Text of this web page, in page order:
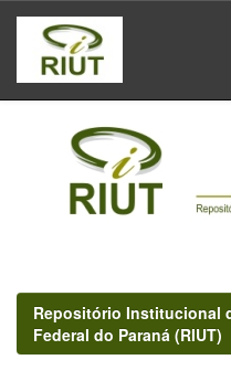
Skip
navigation
Repositório Institucional
Federal do Paraná (RIUT)